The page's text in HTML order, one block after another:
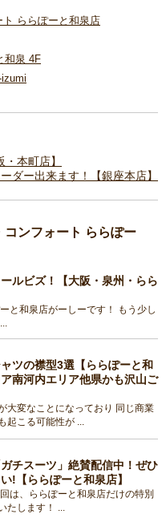
ららぽーと和泉店
和泉 4F
本町店】
ダー出来ます！【銀座本店】
ンフォート ららぽー
ルビズ！【大阪・泉州・らら
と和泉店がーしーです！ もう少し
ツの襟型3選【ららぽーと和
南河内エリア他県かも沢山ご
大変なことになっており 同じ商業
起こる可能性が ...
チスーツ」絶賛配信中！ぜひ
!【ららぽーと和泉店】
は、ららぽーと和泉店だけの特別
たします！ ...